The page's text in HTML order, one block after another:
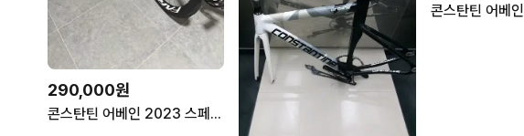
290,000원
콘스탄틴 어베인 2023 스페셜 프레임셋 급처
콘스탄틴 어베인